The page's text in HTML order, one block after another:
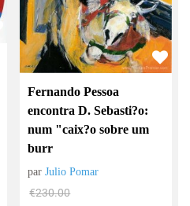
Fernando Pessoa
encontra D. Sebasti?o:
num "caix?o sobre um
burr
parJulio Pomar
€230.00